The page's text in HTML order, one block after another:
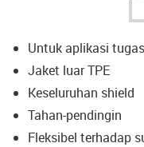
Untuk aplikasi
Jaket luar TPE
Keseluruhan shield
Tahan-pendingin
Fleksibel terhadap